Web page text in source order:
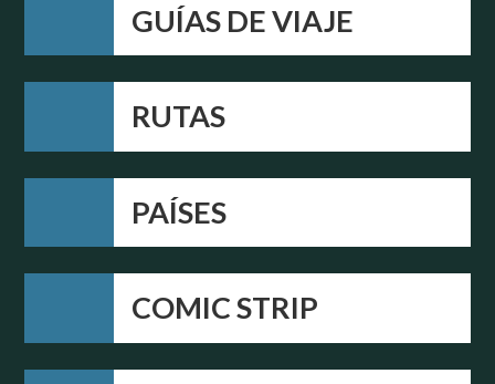
GUÍAS DE VIAJE
RUTAS
PAÍSES
COMIC STRIP